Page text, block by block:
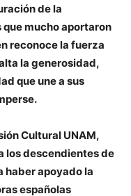
de la
mucho aportaron
reconoce la fuerza
la generosidad,
que une a sus
Cultural UNAM,
los descendientes de
haber apoyado la
españolas